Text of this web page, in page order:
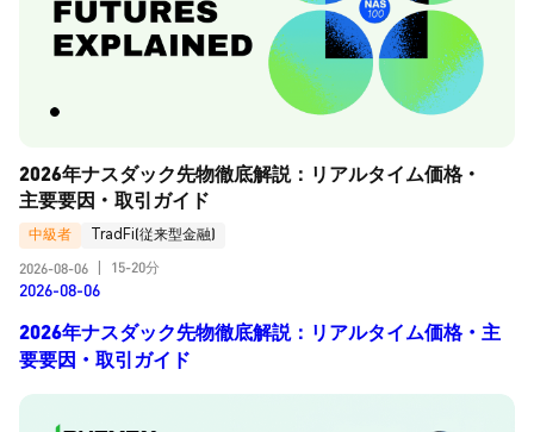
2026年ナスダック先物徹底解説：リアルタイム価格・
主要要因・取引ガイド
中級者
TradFi(従来型金融)
2026-08-06
15-20分
2026-08-06
2026年ナスダック先物徹底解説：リアルタイム価格・主
要要因・取引ガイド